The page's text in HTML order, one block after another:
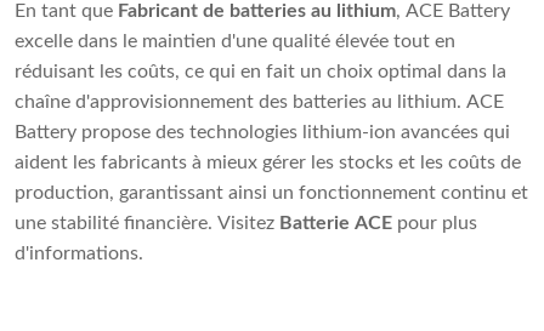
En tant que Fabricant de batteries au lithium, ACE Battery
excelle dans le maintien d'une qualité élevée tout en
réduisant les coûts, ce qui en fait un choix optimal dans la
chaîne d'approvisionnement des batteries au lithium. ACE
Battery propose des technologies lithium-ion avancées qui
aident les fabricants à mieux gérer les stocks et les coûts de
production, garantissant ainsi un fonctionnement continu et
une stabilité financière. Visitez Batterie ACE pour plus
d'informations.